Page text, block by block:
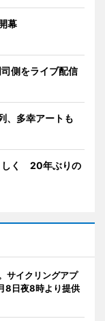
幕
側をライブ配信
、多幸アートも
しく 20年ぶりの
サイクリングアプ
8日夜8時より提供